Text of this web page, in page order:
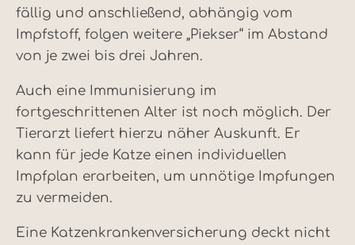
fällig und anschließend, abhängig vom
Impfstoff, folgen weitere „Piekser“ im Abstand
von je zwei bis drei Jahren.
Auch eine Immunisierung im
fortgeschrittenen Alter ist noch möglich. Der
Tierarzt liefert hierzu näher Auskunft. Er
kann für jede Katze einen individuellen
Impfplan erarbeiten, um unnötige Impfungen
zu vermeiden.
Eine Katzenkrankenversicherung deckt nicht